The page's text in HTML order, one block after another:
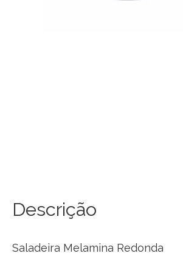
Descrição
Saladeira Melamina Redonda